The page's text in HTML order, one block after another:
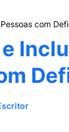
com